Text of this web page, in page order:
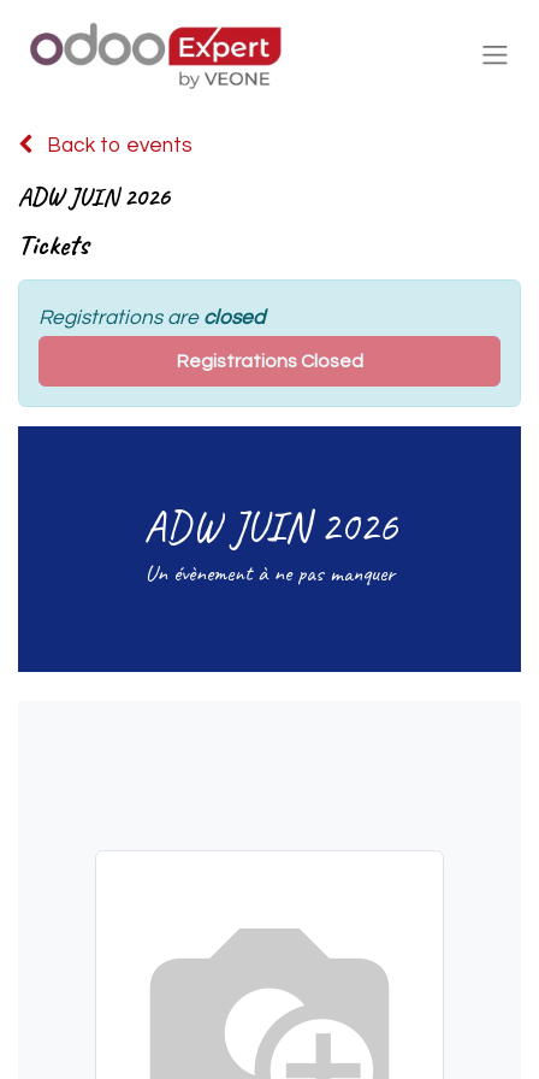
Back to events
ADW JUIN 2026
Tickets
Registrations are closed
Registrations Closed
ADW JUIN 2026
Un évènement à ne pas manquer